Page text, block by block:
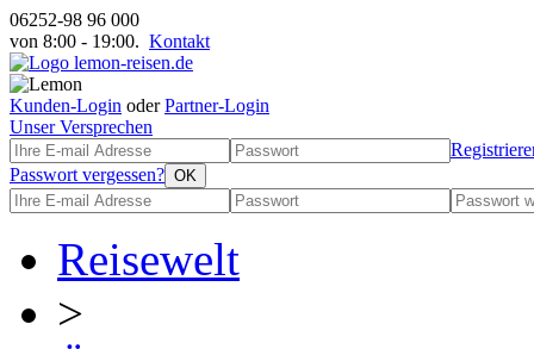
06252-98 96 000
von 8:00 - 19:00. Kontakt
Kunden-Login oderPartner-Login
Unser Versprechen
Passwort vergessen?
Reisewelt
>